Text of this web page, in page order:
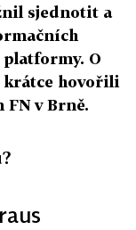
sjednotit a
O
krátce hovořili
FN v Brně.